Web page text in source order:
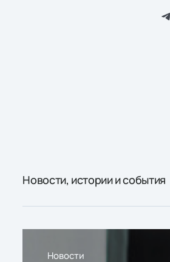
Новости, истории и события
Новости